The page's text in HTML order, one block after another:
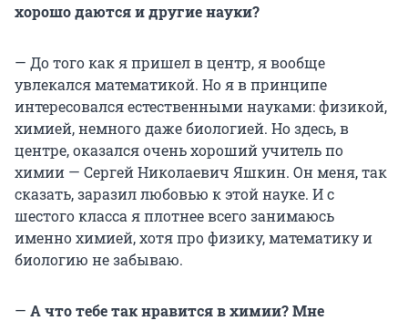
хорошо даются и другие науки?
— До того как я пришел в центр, я вообще
увлекался математикой. Но я в принципе
интересовался естественными науками: физикой,
химией, немного даже биологией. Но здесь, в
центре, оказался очень хороший учитель по
химии — Сергей Николаевич Яшкин. Он меня, так
сказать, заразил любовью к этой науке. И с
шестого класса я плотнее всего занимаюсь
именно химией, хотя про физику, математику и
биологию не забываю.
— А что тебе так нравится в химии? Мне